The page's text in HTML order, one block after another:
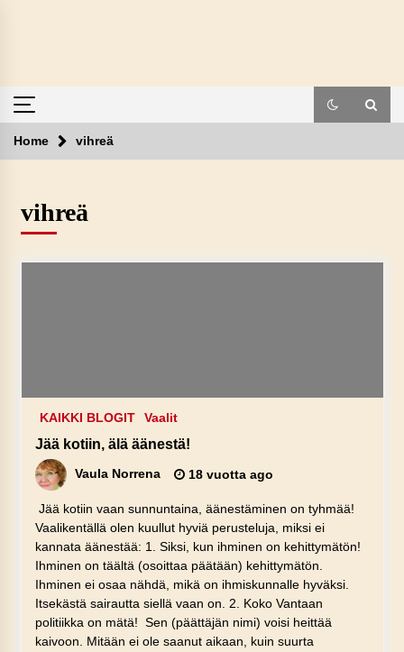
Home vihreä
vihreä
KAIKKI BLOGIT Vaalit
Jää kotiin, älä äänestä!
Vaula Norrena 18 vuotta ago
Jää kotiin vaan sunnuntaina, äänestäminen on tyhmää!
Vaalikentällä olen kuullut hyviä perusteluja, miksi ei
kannata äänestää: 1. Siksi, kun ihminen on kehittymätön!
Ihminen on täältä (osoittaa päätään) kehittymätön.
Ihminen ei osaa nähdä, mikä on ihmiskunnalle hyväksi.
Itsekästä sairautta siellä vaan on. 2. Koko Vantaan
politiikka on mätä! Sen (päättäjän nimi) voisi heittää
kaivoon. Mitään ei ole saanut aikaan, kuin suurta